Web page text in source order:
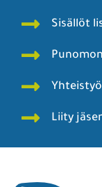
Sisällöt
Liity